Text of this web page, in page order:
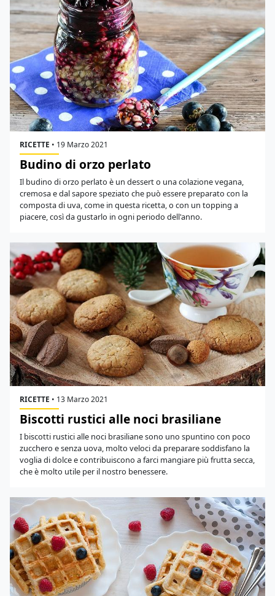
RICETTE • 19 Marzo 2021
Budino di orzo perlato
Il budino di orzo perlato è un dessert o una colazione vegana,
cremosa e dal sapore speziato che può essere preparato con la
composta di uva, come in questa ricetta, o con un topping a
piacere, così da gustarlo in ogni periodo dell'anno.
RICETTE • 13 Marzo 2021
Biscotti rustici alle noci brasiliane
I biscotti rustici alle noci brasiliane sono uno spuntino con poco
zucchero e senza uova, molto veloci da preparare soddisfano la
voglia di dolce e contribuiscono a farci mangiare più frutta secca,
che è molto utile per il nostro benessere.